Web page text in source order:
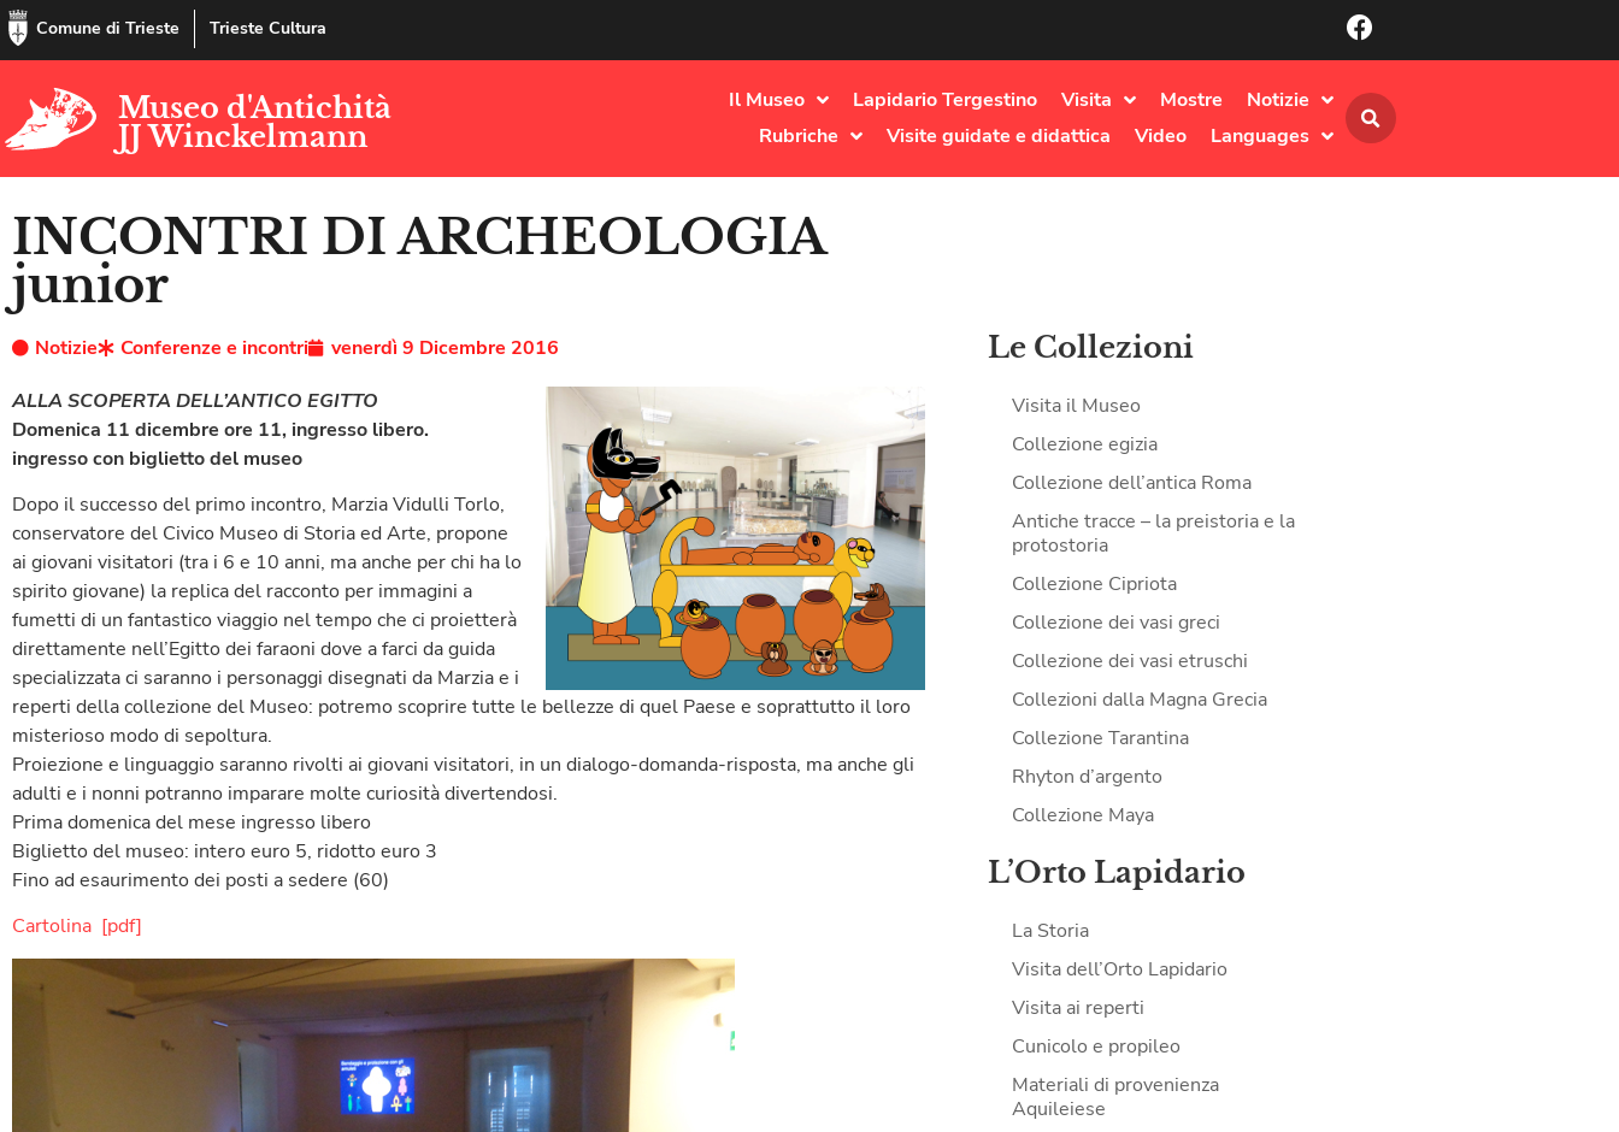
Comune di Trieste Trieste Cultura
Museo d'Antichità
JJ Winckelmann
Il Museo Lapidario Tergestino Visita Mostre
Notizie
Rubriche
Visite guidate e didattica Video Languages
INCONTRI DI ARCHEOLOGIA
junior
Notizie Conferenze e incontri
venerdì 9 Dicembre 2016
ALLA SCOPERTA DELL’ANTICO EGITTO
Domenica 11 dicembre ore 11, ingresso libero.
ingresso con biglietto del museo
Dopo il successo del primo incontro, Marzia Vidulli Torlo,
conservatore del Civico Museo di Storia ed Arte, propone
ai giovani visitatori (tra i 6 e 10 anni, ma anche per chi ha lo
spirito giovane) la replica del racconto per immagini a
fumetti di un fantastico viaggio nel tempo che ci proietterà
direttamente nell’Egitto dei faraoni dove a farci da guida
specializzata ci saranno i personaggi disegnati da Marzia e i
reperti della collezione del Museo: potremo scoprire tutte le bellezze di quel Paese e soprattutto il loro
misterioso modo di sepoltura.
Proiezione e linguaggio saranno rivolti ai giovani visitatori, in un dialogo-domanda-risposta, ma anche gli
adulti e i nonni potranno imparare molte curiosità divertendosi.
Prima domenica del mese ingresso libero
Biglietto del museo: intero euro 5, ridotto euro 3
Fino ad esaurimento dei posti a sedere (60)
Cartolina [pdf]
Le Collezioni
Visita il Museo
Collezione egizia
Collezione dell’antica Roma
Antiche tracce – la preistoria e la
protostoria
Collezione Cipriota
Collezione dei vasi greci
Collezione dei vasi etruschi
Collezioni dalla Magna Grecia
Collezione Tarantina
Rhyton d’argento
Collezione Maya
L’Orto Lapidario
La Storia
Visita dell’Orto Lapidario
Visita ai reperti
Cunicolo e propileo
Materiali di provenienza
Aquileiese